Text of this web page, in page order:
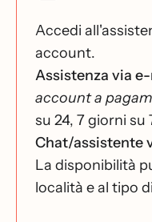
Accedi
account.
Assistenza via
account a
su 24, 7 giorni su
Chat/assistente
La disponibilità
località e al tipo